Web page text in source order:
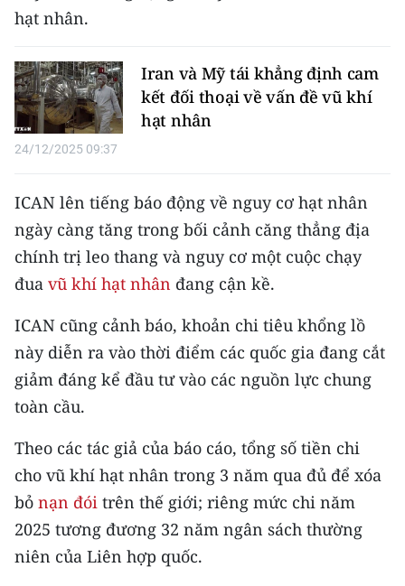
Video
Media Kinh tế
Media Văn hóa
Media Pháp luật
Media Du lịch
Media Thế giới
Media Thể thao
Media Giáo dục
Media Y tế
Media Khoa học - Công nghệ
Media Môi trường
Ảnh
Infographic
hạt nhân.
Iran và Mỹ tái khẳng định cam
kết đối thoại về vấn đề vũ khí
hạt nhân
24/12/2025 09:37
ICAN lên tiếng báo động về nguy cơ hạt nhân
ngày càng tăng trong bối cảnh căng thẳng địa
chính trị leo thang và nguy cơ một cuộc chạy
đua vũ khí hạt nhân đang cận kề.
ICAN cũng cảnh báo, khoản chi tiêu khổng lồ
này diễn ra vào thời điểm các quốc gia đang cắt
giảm đáng kể đầu tư vào các nguồn lực chung
toàn cầu.
Theo các tác giả của báo cáo, tổng số tiền chi
cho vũ khí hạt nhân trong 3 năm qua đủ để xóa
bỏ nạn đói trên thế giới; riêng mức chi năm
2025 tương đương 32 năm ngân sách thường
niên của Liên hợp quốc.